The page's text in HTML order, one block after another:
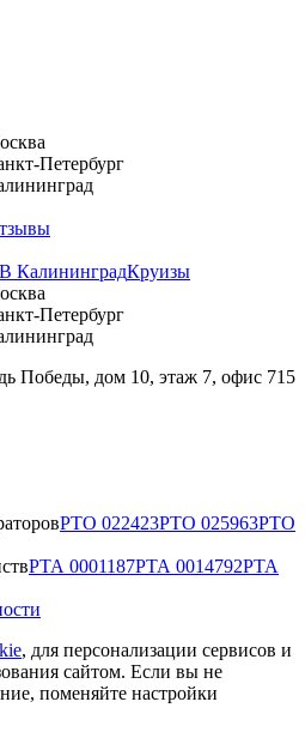
Петербург
В КалининградКруизы
Петербург
Победы, дом 10, этаж 7, офис 715
РТО 022423РТО 025963РТО
РТА 0001187РТА 0014792РТА
, для персонализации сервисов и
сайтом. Если вы не
поменяйте настройки